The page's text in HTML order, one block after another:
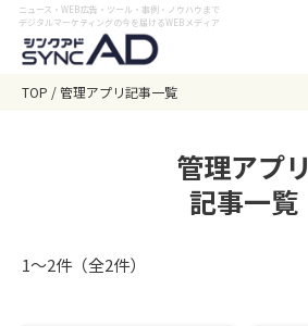
ニュース・WEB広告・ツール・事例・ノウハウまで
デジタルマーケティングの今を届けるWEBメディア
TOP 管理アプリ記事一覧
管理アプリ
記事一覧
1〜2件（全2件）